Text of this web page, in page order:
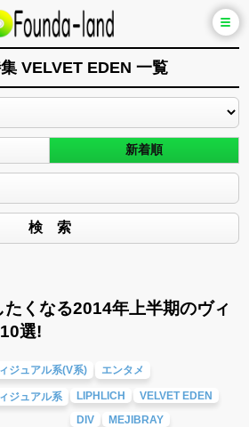
VELVET EDEN 一覧
新着順
くなる2014年上半期のヴィ
選!
ジュアル系(V系) エンタメ
ジュアル系 LIPHLICH
VELVET EDEN
DIV
MEJIBRAY